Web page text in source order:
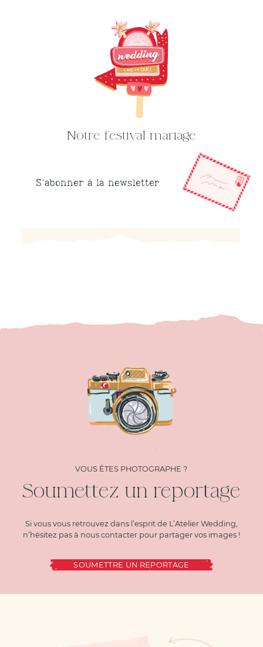
Notre festival mariage
S'abonner à la newsletter
VOUS ÊTES PHOTOGRAPHE ?
Soumettez un reportage
Si vous vous retrouvez dans l’esprit de L’Atelier Wedding,
n’hésitez pas à nous contacter pour partager vos images !
SOUMETTRE UN REPORTAGE